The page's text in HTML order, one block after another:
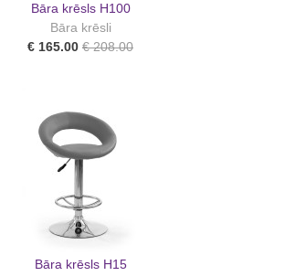
Bāra krēsls H100
Bāra krēsli
€ 165.00 € 208.00
Bāra krēsls H15